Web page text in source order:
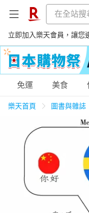
立即加入樂天會員，讓您
購物網分類
天天免運 美食
居家生活 3C
免運 美食
樂天首頁 圖書與雜誌